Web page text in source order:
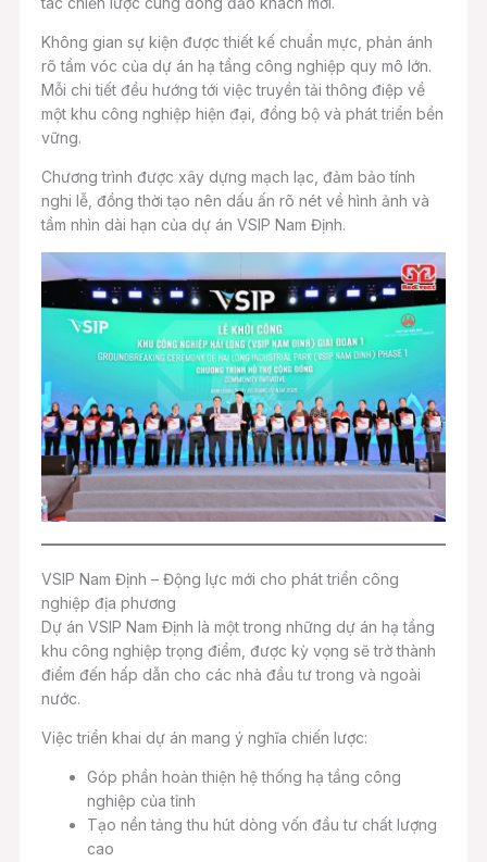
Không gian sự kiện được thiết kế chuẩn mực, phản ánh
rõ tầm vóc của dự án hạ tầng công nghiệp quy mô lớn.
Mỗi chi tiết đều hướng tới việc truyền tải thông điệp về
một khu công nghiệp hiện đại, đồng bộ và phát triển bền
vững.
Chương trình được xây dựng mạch lạc, đảm bảo tính
nghi lễ, đồng thời tạo nên dấu ấn rõ nét về hình ảnh và
tầm nhìn dài hạn của dự án VSIP Nam Định.
VSIP Nam Định – Động lực mới cho phát triển công
nghiệp địa phương
Dự án VSIP Nam Định là một trong những dự án hạ tầng
khu công nghiệp trọng điểm, được kỳ vọng sẽ trở thành
điểm đến hấp dẫn cho các nhà đầu tư trong và ngoài
nước.
Việc triển khai dự án mang ý nghĩa chiến lược:
Góp phần hoàn thiện hệ thống hạ tầng công
nghiệp của tỉnh
Tạo nền tảng thu hút dòng vốn đầu tư chất lượng
cao